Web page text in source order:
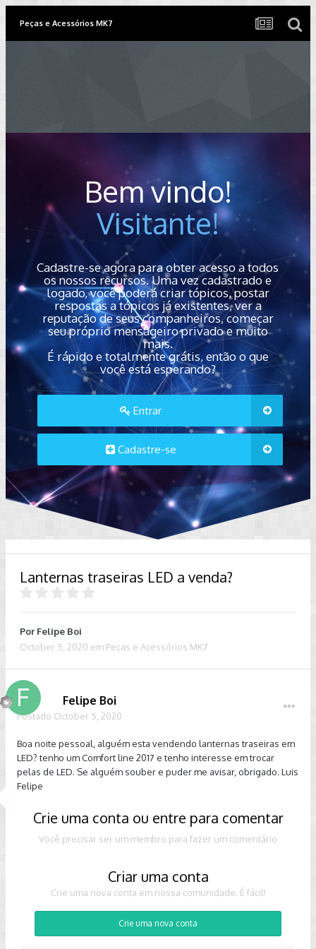
Peças e Acessórios MK7
Bem vindo!
Visitante!
Cadastre-se agora para obter acesso a todos
os nossos recursos. Uma vez cadastrado e
logado, você poderá criar tópicos, postar
respostas a tópicos já existentes, ver a
reputação de seus companheiros, começar
seu próprio mensageiro privado e muito
mais.
É rápido e totalmente grátis, então o que
você está esperando?
Entrar
Cadastre-se
Lanternas traseiras LED a venda?
Por Felipe Boi
October 5, 2020 em Peças e Acessórios MK7
Felipe Boi
Postado October 5, 2020
Boa noite pessoal, alguém esta vendendo lanternas traseiras em
LED? tenho um Comfort line 2017 e tenho interesse em trocar
pelas de LED. Se alguém souber e puder me avisar, obrigado. Luis
Felipe
Crie uma conta ou entre para comentar
Você precisar ser um membro para fazer um comentário
Criar uma conta
Crie uma nova conta em nossa comunidade. É fácil!
Crie uma nova conta